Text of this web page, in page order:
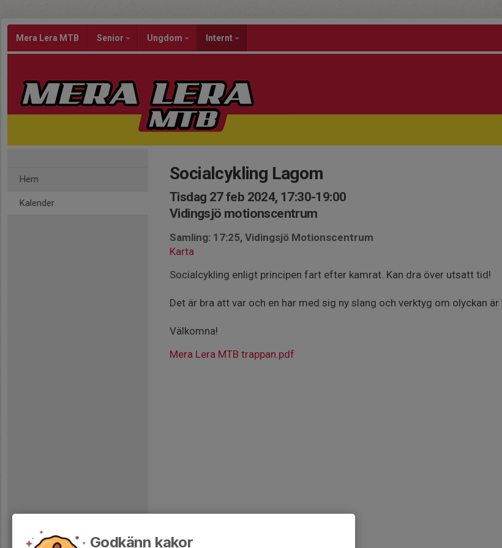
Mera Lera MTB Senior Ungdom Internt
Hem
Kalender
Socialcykling Lagom
Tisdag 27 feb 2024, 17:30-19:00
Vidingsjö motionscentrum
Samling: 17:25, Vidingsjö Motionscentrum
Karta
Socialcykling enligt principen fart efter kamrat. Kan dra över utsatt tid!
Det är bra att var och en har med sig ny slang och verktyg om olyckan
Välkomna!
Mera Lera MTB trappan.pdf
Godkänn kakor